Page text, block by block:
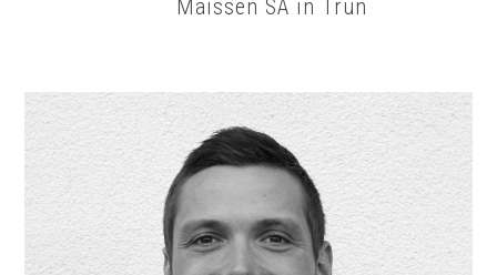
Maissen SA in Trun